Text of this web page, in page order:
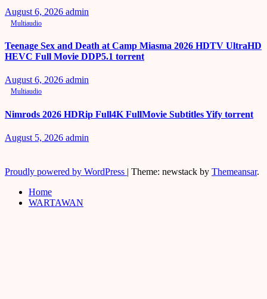
August 6, 2026 admin
Multiaudio
Teenage Sex and Death at Camp Miasma 2026 HDTV UltraHD
HEVC Full Movie DDP5.1 torrent
August 6, 2026 admin
Multiaudio
Nimrods 2026 HDRip Full4K FullMovie Subtitles Yify torrent
August 5, 2026 admin
Proudly powered by WordPress | Theme: newstack by Themeansar.
Home
WARTAWAN